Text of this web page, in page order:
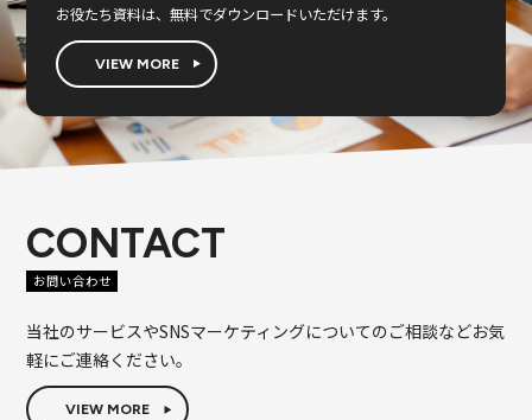
中国SNSアカウントコンサルティグ、運用
中国インフルエンサーマーケティング
コンテンツコミュニケーション
お役たち資料は、無料でダウンロードいただけます。
VIEW MORE
CONTACT
お問い合わせ
当社のサービスやSNSマーケティングについてのご相談などお気
軽にご連絡ください。
VIEW MORE